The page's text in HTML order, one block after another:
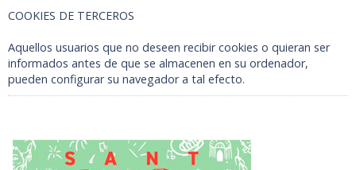
COOKIES DE TERCEROS
Aquellos usuarios que no deseen recibir cookies o quieran ser
informados antes de que se almacenen en su ordenador,
pueden configurar su navegador a tal efecto.